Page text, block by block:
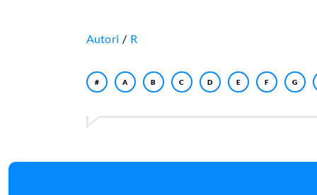
Autori R
# A B C D E F G